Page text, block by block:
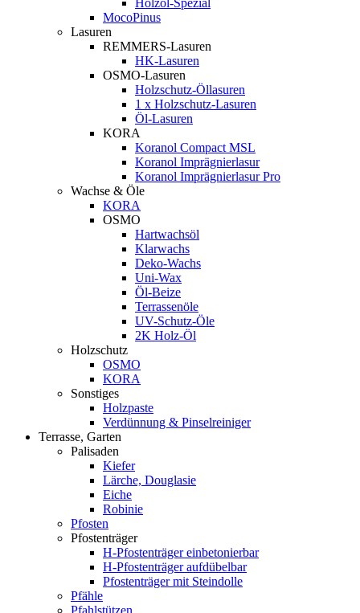
Holzöl-Spezial
MocoPinus
Lasuren
REMMERS-Lasuren
HK-Lasuren
OSMO-Lasuren
Holzschutz-Öllasuren
1 x Holzschutz-Lasuren
Öl-Lasuren
KORA
Koranol Compact MSL
Koranol Imprägnierlasur
Koranol Imprägnierlasur Pro
Wachse & Öle
KORA
OSMO
Hartwachsöl
Klarwachs
Deko-Wachs
Uni-Wax
Öl-Beize
Terrassenöle
UV-Schutz-Öle
2K Holz-Öl
Holzschutz
OSMO
KORA
Sonstiges
Holzpaste
Verdünnung & Pinselreiniger
Terrasse, Garten
Palisaden
Kiefer
Lärche, Douglasie
Eiche
Robinie
Pfosten
Pfostenträger
H-Pfostenträger einbetonierbar
H-Pfostenträger aufdübelbar
Pfostenträger mit Steindolle
Pfähle
Pfahlstützen